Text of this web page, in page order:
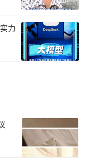
合法权益。劳动
法权益的，应拿
，切忌采取极端
社会分工日益精
力